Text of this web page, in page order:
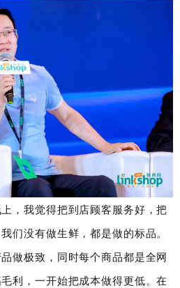
，我觉得把到店顾客服务好，把
们没有做生鲜，都是做的标品。
做极致，同时每个商品都是全网
利，一开始把成本做得更低。在